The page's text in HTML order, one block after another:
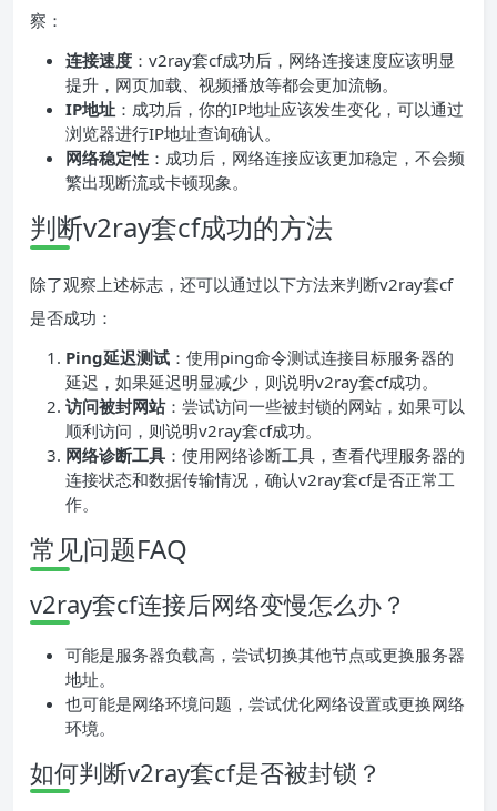
察：
连接速度 ：v2ray套cf成功后，网络连接速度应该明显
提升，网页加载、视频播放等都会更加流畅。
IP地址 ：成功后，你的IP地址应该发生变化，可以通过
浏览器进行IP地址查询确认。
网络稳定性 ：成功后，网络连接应该更加稳定，不会频
繁出现断流或卡顿现象。
判断v2ray套cf成功的方法
除了观察上述标志，还可以通过以下方法来判断v2ray套cf
是否成功：
Ping延迟测试 ：使用ping命令测试连接目标服务器的
延迟，如果延迟明显减少，则说明v2ray套cf成功。
访问被封网站：尝试访问一些被封锁的网站，如果可以
顺利访问，则说明v2ray套cf成功。
网络诊断工具 ：使用网络诊断工具，查看代理服务器的
连接状态和数据传输情况，确认v2ray套cf是否正常工
作。
常见问题FAQ
v2ray套cf连接后网络变慢怎么办？
可能是服务器负载高，尝试切换其他节点或更换服务器
地址。
也可能是网络环境问题，尝试优化网络设置或更换网络
环境。
如何判断v2ray套cf是否被封锁？